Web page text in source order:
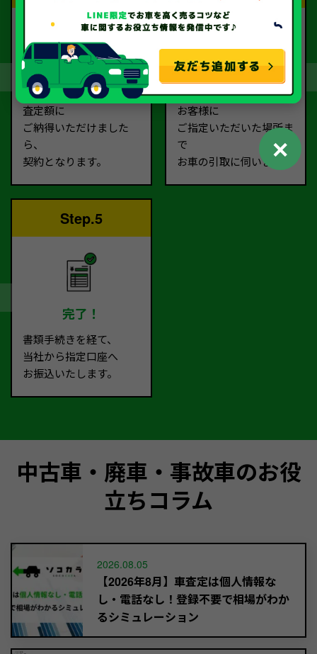
契約
査定額に
ご納得いただけました
ら、
契約となります。
お引取り
お客様に
ご指定いただいた場所ま
で
お車の引取に伺います。
Step.5
完了！
書類手続きを経て、
当社から指定口座へ
お振込いたします。
中古車・廃車・事故車のお役
立ちコラム
2026.08.05
【2026年8月】車査定は個人情報な
し・電話なし！登録不要で相場がわか
るシミュレーション
✕